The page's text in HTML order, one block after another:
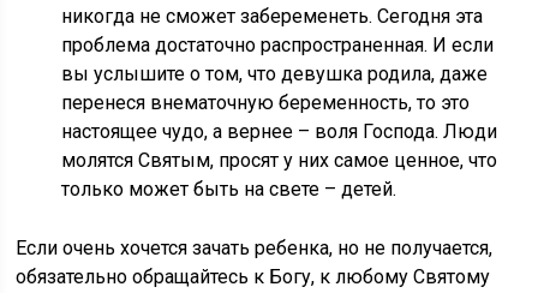
никогда не сможет забеременеть. Сегодня эта
проблема достаточно распространенная. И если
вы услышите о том, что девушка родила, даже
перенеся внематочную беременность, то это
настоящее чудо, а вернее – воля Господа. Люди
молятся Святым, просят у них самое ценное, что
только может быть на свете – детей.
Если очень хочется зачать ребенка, но не получается,
обязательно обращайтесь к Богу, к любому Святому